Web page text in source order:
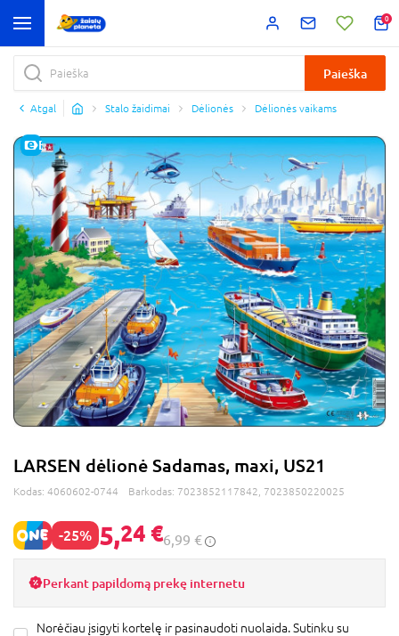
0
Paieška
Atgal Stalo žaidimai Dėlionės Dėlionės vaikams
E-KAINA
LARSEN dėlionė Sadamas, maxi, US21
Kodas: 4060602-0744 Barkodas: 7023852117842, 7023850220025
-25% 5,24 €6,99 €
Perkant papildomą prekę internetu
Norėčiau įsigyti kortelę ir pasinaudoti nuolaida. Sutinku su